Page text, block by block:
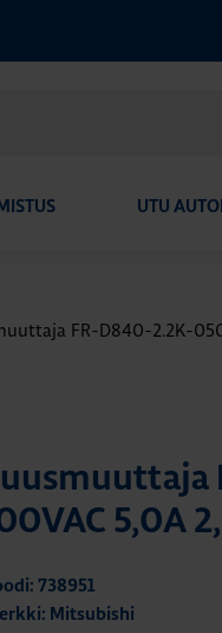
UTU
FR-D840-2.2K-
5,0A
738951
Mitsubishi